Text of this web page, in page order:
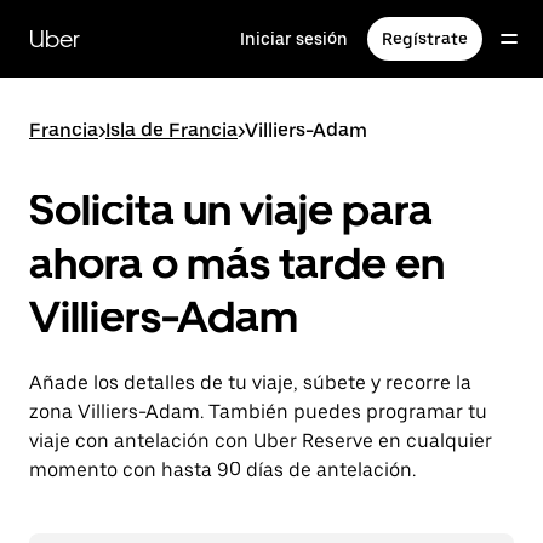
contenido
principal
Uber Iniciar sesión Regístrate
Francia>Isla de Francia>Villiers-Adam
Solicita un viaje para
ahora o más tarde en
Villiers-Adam
Añade los detalles de tu viaje, súbete y recorre la
zona Villiers-Adam. También puedes programar tu
viaje con antelación con Uber Reserve en cualquier
momento con hasta 90 días de antelación.